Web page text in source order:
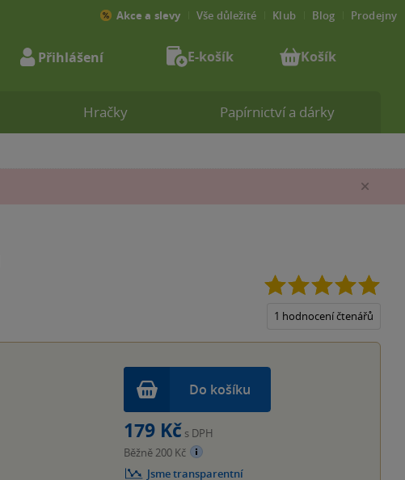
1 hodnocení čtenářů
Do košíku
179 Kč s DPH
Běžně 200 Kč
Jsme transparentní
Hračky Papírnictví a dárky
Akce a slevy Vše důležité Klub Blog Prodejny
Přihlášení E-košík Košík